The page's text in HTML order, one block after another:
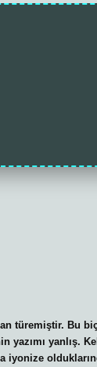
türemiştir. Bu
yazımı yanlış.
iyonize